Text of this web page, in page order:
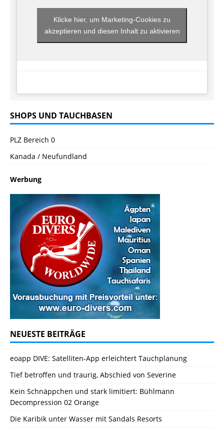
Klicke hier, um Marketing-Cookies zu
akzeptieren und diesen Inhalt zu aktivieren
SHOPS UND TAUCHBASEN
PLZ Bereich 0
Kanada / Neufundland
Werbung
NEUESTE BEITRÄGE
eoapp DIVE: Satelliten-App erleichtert Tauchplanung
Tief betroffen und traurig, Abschied von Severine
Kein Schnäppchen und stark limitiert: Bühlmann
Decompression 02 Orange
Die Karibik unter Wasser mit Sandals Resorts